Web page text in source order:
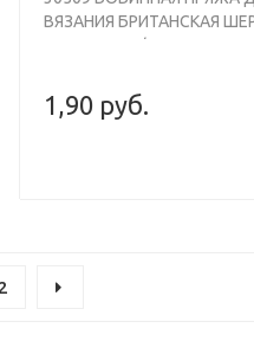
ВЯЗАНИЯ БРИТАНСКАЯ
100% , 930М/100ГР,
1,90 руб.
2